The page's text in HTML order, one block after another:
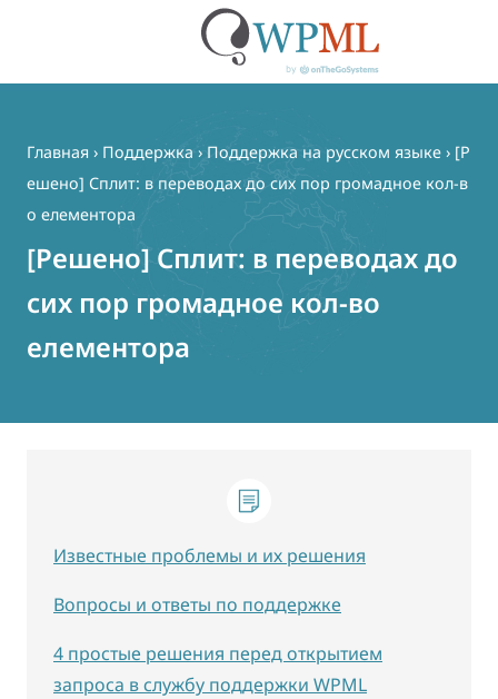
содержимому
Главная › Поддержка › Поддержка на русском языке › [Р
ешено] Сплит: в переводах до сих пор громадное кол-в
о елементора
[Решено] Сплит: в переводах до
сих пор громадное кол-во
елементора
Известные проблемы и их решения
Вопросы и ответы по поддержке
4 простые решения перед открытием
запроса в службу поддержки WPML